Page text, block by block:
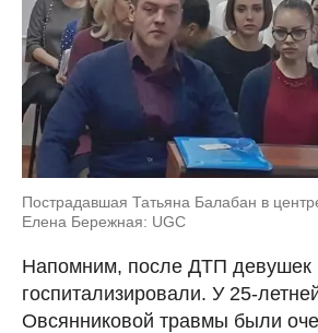
Пострадавшая Татьяна Балабан в
Елена Бережная: UGC
Напомним, после ДТП девушек
госпитализировали. У 25-
Овсянниковой травмы были